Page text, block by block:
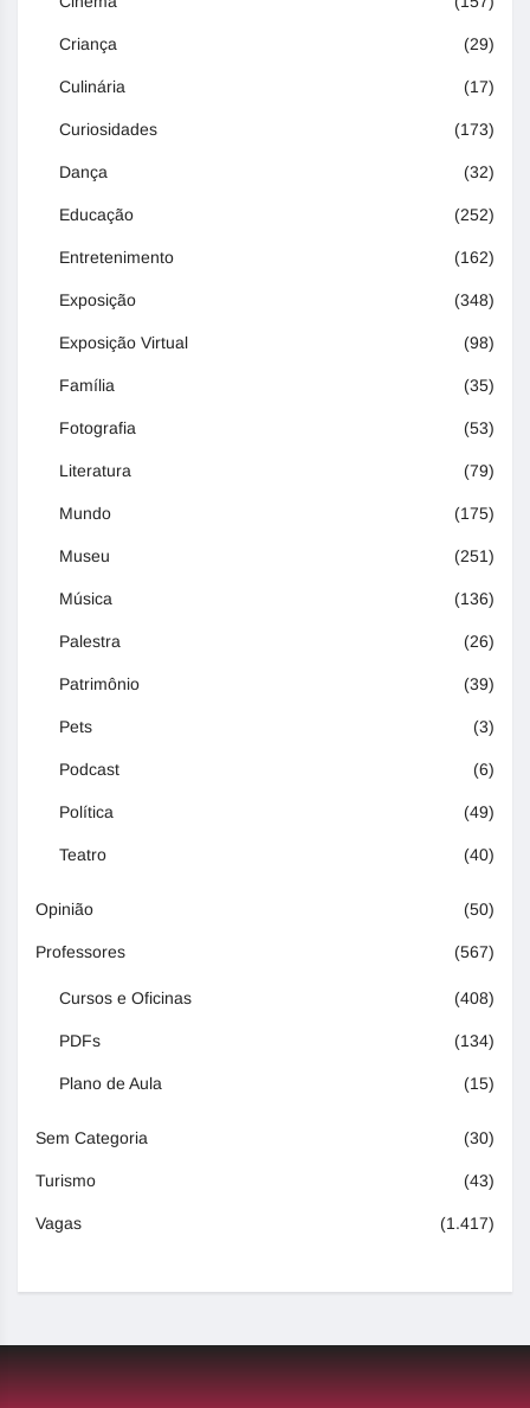
Criança (29)
Culinária (17)
Curiosidades (173)
Dança (32)
Educação (252)
Entretenimento (162)
Exposição (348)
Exposição Virtual (98)
Família (35)
Fotografia (53)
Literatura (79)
Mundo (175)
Museu (251)
Música (136)
Palestra (26)
Patrimônio (39)
Pets (3)
Podcast (6)
Política (49)
Teatro (40)
Opinião (50)
Professores (567)
Cursos e Oficinas (408)
PDFs (134)
Plano de Aula (15)
Sem Categoria (30)
Turismo (43)
Vagas (1.417)